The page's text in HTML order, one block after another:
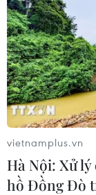
#G-20
#IMF
#Christine
#Hạ tầng toàn
vietnamplus.vn
Hà Nội: Xử
hồ Đồng Đò